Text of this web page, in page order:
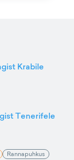
Krabile
Tenerifele
Rannapuhkus